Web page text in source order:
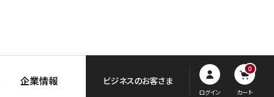
企業情報 ビジネスのお客さま
ログイン
0
カート